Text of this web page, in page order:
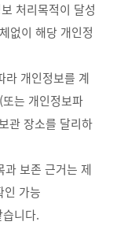
처리목적이 달성
없이 해당 개인정
개인정보를 계
는 개인정보파
관 장소를 달리하
보존 근거는 제
인 가능
니다.